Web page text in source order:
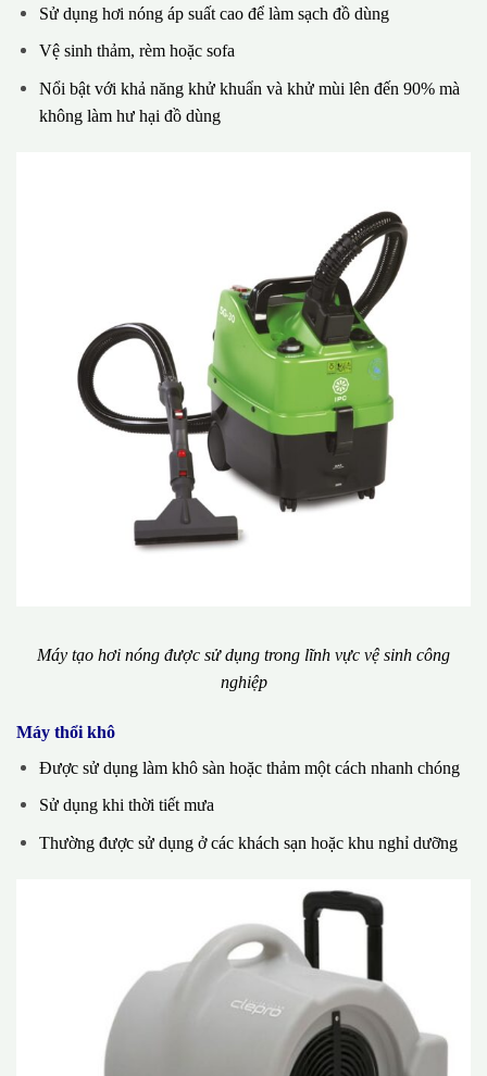
Sử dụng hơi nóng áp suất cao để làm sạch đồ dùng
Vệ sinh thảm, rèm hoặc sofa
Nổi bật với khả năng khử khuẩn và khử mùi lên đến 90% mà
không làm hư hại đồ dùng
Máy tạo hơi nóng được sử dụng trong lĩnh vực vệ sinh công
nghiệp
Máy thổi khô
Được sử dụng làm khô sàn hoặc thảm một cách nhanh chóng
Sử dụng khi thời tiết mưa
Thường được sử dụng ở các khách sạn hoặc khu nghỉ dưỡng